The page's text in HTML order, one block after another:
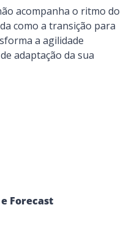
acompanha o ritmo do
como a transição para
a agilidade
adaptação da sua